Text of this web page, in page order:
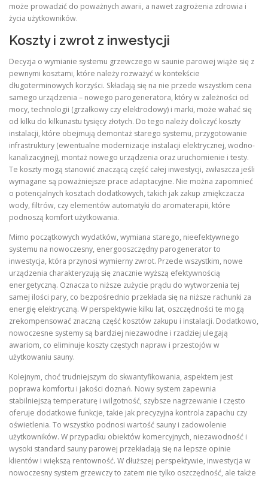
może prowadzić do poważnych awarii, a nawet zagrożenia zdrowia i
życia użytkowników.
Koszty i zwrot z inwestycji
Decyzja o wymianie systemu grzewczego w saunie parowej wiąże się z
pewnymi kosztami, które należy rozważyć w kontekście
długoterminowych korzyści. Składają się na nie przede wszystkim cena
samego urządzenia – nowego parogeneratora, który w zależności od
mocy, technologii (grzałkowy czy elektrodowy) i marki, może wahać się
od kilku do kilkunastu tysięcy złotych. Do tego należy doliczyć koszty
instalacji, które obejmują demontaż starego systemu, przygotowanie
infrastruktury (ewentualne modernizacje instalacji elektrycznej, wodno-
kanalizacyjnej), montaż nowego urządzenia oraz uruchomienie i testy.
Te koszty mogą stanowić znaczącą część całej inwestycji, zwłaszcza jeśli
wymagane są poważniejsze prace adaptacyjne. Nie można zapomnieć
o potencjalnych kosztach dodatkowych, takich jak zakup zmiękczacza
wody, filtrów, czy elementów automatyki do aromaterapii, które
podnoszą komfort użytkowania.
Mimo początkowych wydatków, wymiana starego, nieefektywnego
systemu na nowoczesny, energooszczędny parogenerator to
inwestycja, która przynosi wymierny zwrot. Przede wszystkim, nowe
urządzenia charakteryzują się znacznie wyższą efektywnością
energetyczną. Oznacza to niższe zużycie prądu do wytworzenia tej
samej ilości pary, co bezpośrednio przekłada się na niższe rachunki za
energię elektryczną. W perspektywie kilku lat, oszczędności te mogą
zrekompensować znaczną część kosztów zakupu i instalacji. Dodatkowo,
nowoczesne systemy są bardziej niezawodne i rzadziej ulegają
awariom, co eliminuje koszty częstych napraw i przestojów w
użytkowaniu sauny.
Kolejnym, choć trudniejszym do skwantyfikowania, aspektem jest
poprawa komfortu i jakości doznań. Nowy system zapewnia
stabilniejszą temperaturę i wilgotność, szybsze nagrzewanie i często
oferuje dodatkowe funkcje, takie jak precyzyjna kontrola zapachu czy
oświetlenia. To wszystko podnosi wartość sauny i zadowolenie
użytkowników. W przypadku obiektów komercyjnych, niezawodność i
wysoki standard sauny parowej przekładają się na lepsze opinie
klientów i większą rentowność. W dłuższej perspektywie, inwestycja w
nowoczesny system grzewczy to zatem nie tylko oszczędność, ale także